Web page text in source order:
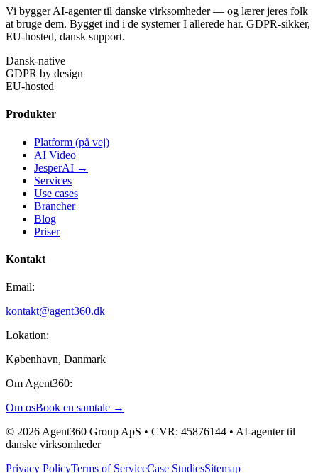
Vi bygger AI-agenter til danske virksomheder — og lærer jeres folk
at bruge dem. Bygget ind i de systemer I allerede har. GDPR-sikker,
EU-hosted, dansk support.
Dansk-native
GDPR by design
EU-hosted
Produkter
Platform (på vej)
AI Video
JesperAI →
Services
Use cases
Brancher
Blog
Priser
Kontakt
Email:
kontakt@agent360.dk
Lokation:
København, Danmark
Om Agent360:
Om osBook en samtale →
© 2026 Agent360 Group ApS • CVR: 45876144 • AI-agenter til
danske virksomheder
Privacy PolicyTerms of ServiceCase StudiesSitemap